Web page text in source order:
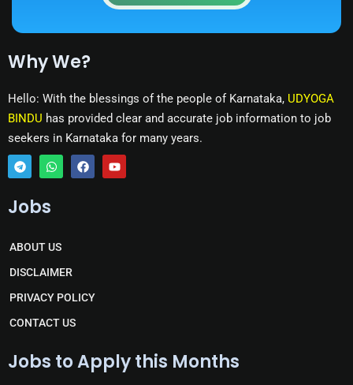
Why We?
Hello: With the blessings of the people of Karnataka, UDYOGA
BINDU has provided clear and accurate job information to job
seekers in Karnataka for many years.
T
l
r
a
m
W
a
a
p
p
F Y
Jobs
ABOUT US
DISCLAIMER
PRIVACY POLICY
CONTACT US
Jobs to Apply this Months